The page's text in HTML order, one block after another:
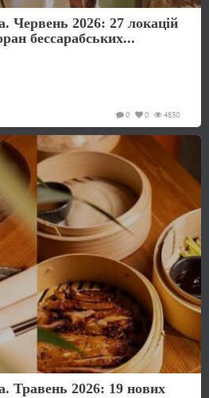
Червень 2026: 27 локацій
бессарабських...
4830
0
0
Травень 2026: 19 нових